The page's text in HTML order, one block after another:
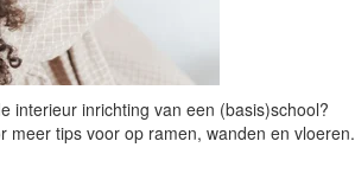
interieur inrichting van een (basis)school?
meer tips voor op ramen, wanden en vloeren.